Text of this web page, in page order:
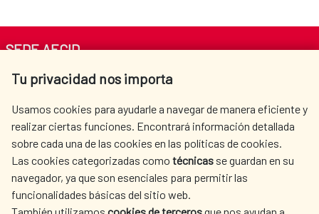
Tu privacidad nos importa
Usamos cookies para ayudarle a navegar de manera eficiente y
realizar ciertas funciones. Encontrará información detallada
sobre cada una de las cookies en las políticas de cookies.
Las cookies categorizadas como técnicas se guardan en su
navegador, ya que son esenciales para permitir las
funcionalidades básicas del sitio web.
SEDE AECID
Av. Reyes Católicos 4 - 28040 Madrid
centro.informacion@aecid.es
LA AECID
DÓNDE COOPERAMOS
ACCIÓN HUMANITARIA
SALA DE PRENSA
CULTURA Y CIENCIA
BIBLIOTECA